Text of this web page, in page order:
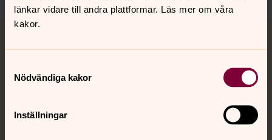
länkar vidare till andra plattformar. Läs mer om våra
kakor.
Nödvändiga kakor
Inställningar
Tillbaka till toppen
Tillbaka till innehållet
Kontakt